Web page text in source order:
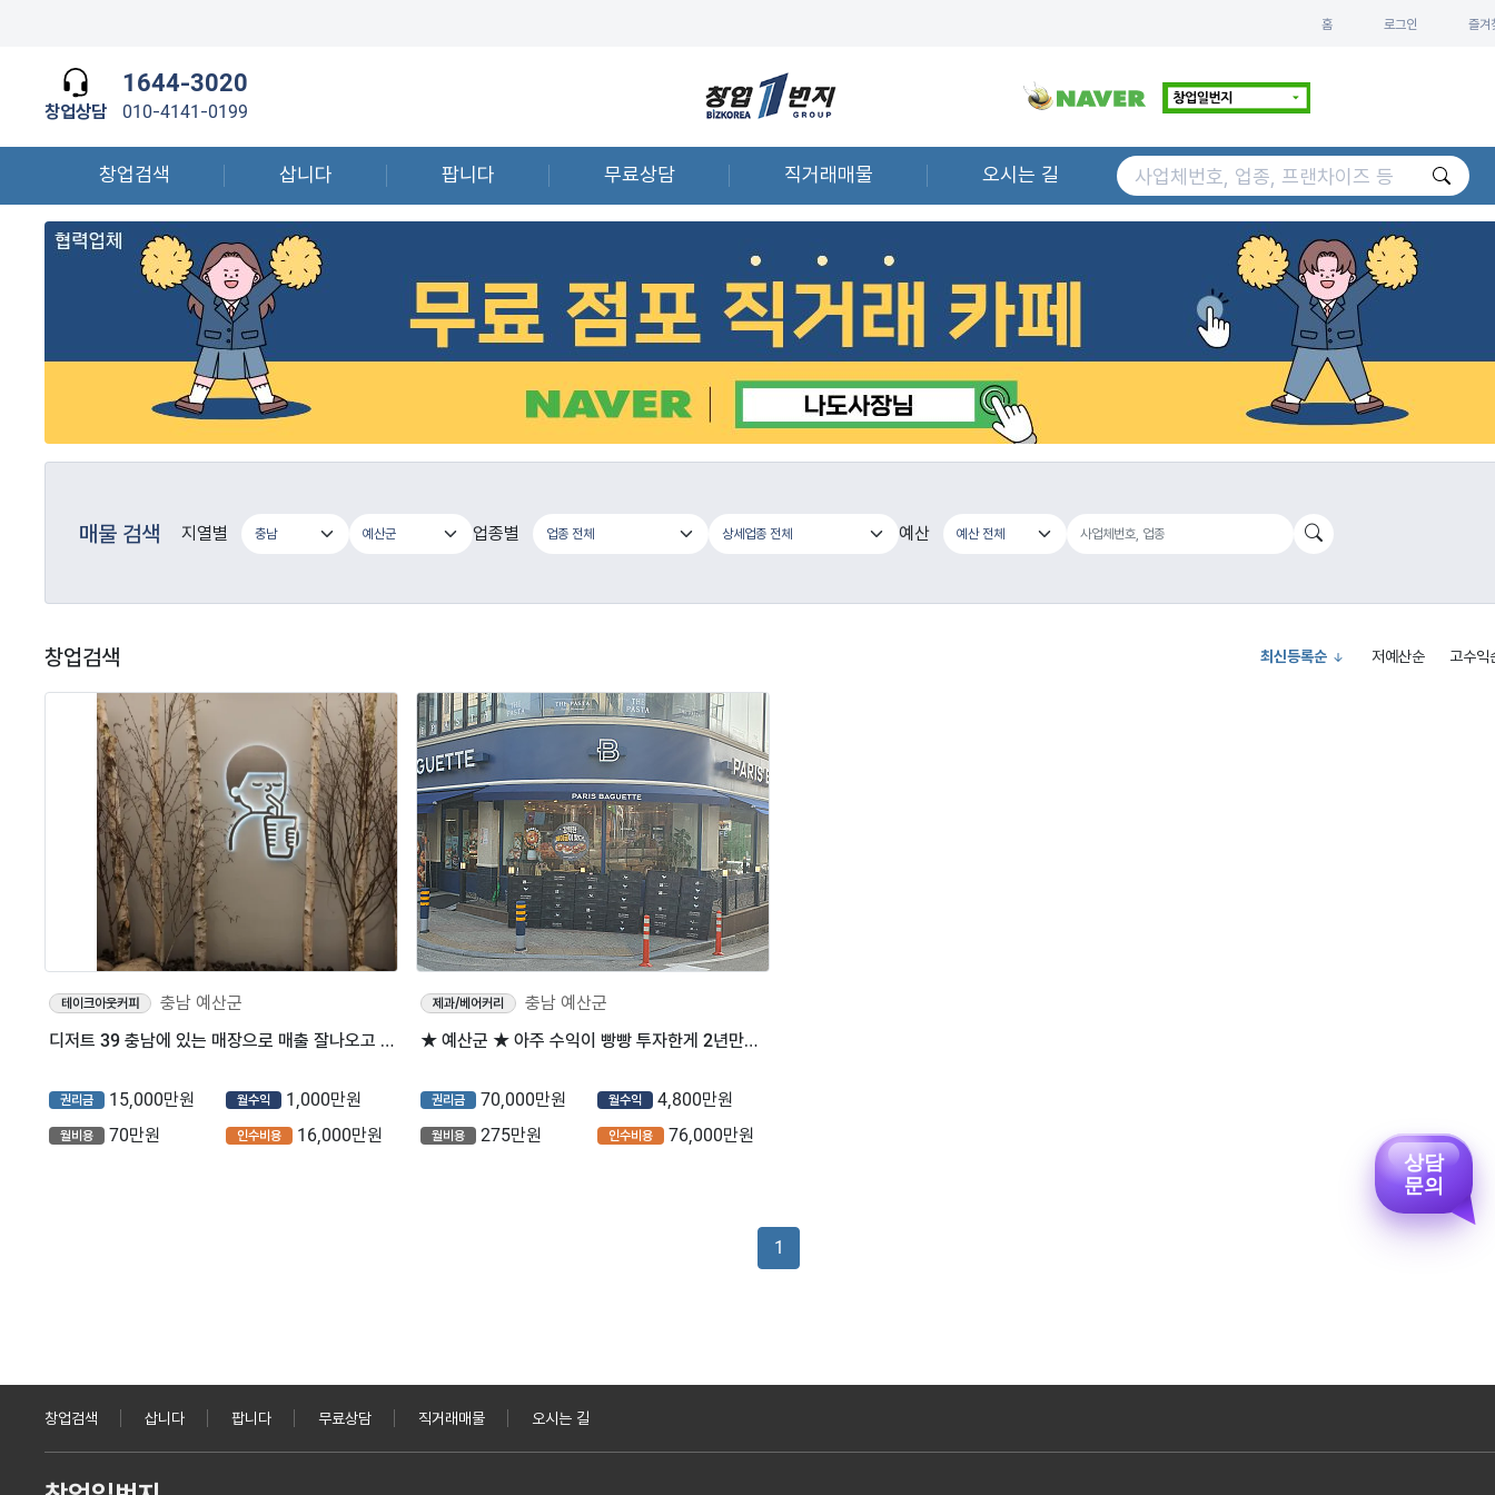
홈 로그인 즐겨
창업상담
1644-3020
010-4141-0199
창업검색 삽니다 팝니다 무료상담 직거래매물 오시는 길
매물 검색 지열별 업종별 예산
창업검색 최신등록순 저예산순 고수익
테이크아웃커피
충남 예산군
디저트 39 충남에 있는 매장으로 매출 잘나오고 임대료 저렴해서 수익내기 좋은매장
권리금 15,000만원 월수익 1,000만원
월비용 70만원 인수비용 16,000만원
제과/베어커리
충남 예산군
★ 예산군 ★ 아주 수익이 빵빵 투자한게 2년만에 회수가능한매물!안보면후회
권리금 70,000만원 월수익 4,800만원
월비용 275만원 인수비용 76,000만원
1
창업검색 삽니다 팝니다 무료상담 직거래매물 오시는 길
상담
문의